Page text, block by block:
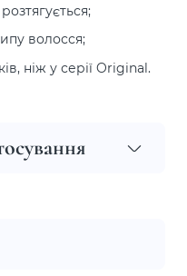
волосся;
ніж у серії Original.